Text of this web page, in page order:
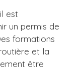
est
un permis de
formations
et la
être